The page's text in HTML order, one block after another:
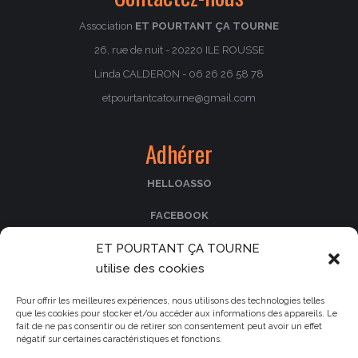
ET POURTANT ÇA TOURNE
utilise des cookies
Pour offrir les meilleures expériences, nous utilisons des technologies telles
que les cookies pour stocker et/ou accéder aux informations des appareils. Le
fait de ne pas consentir ou de retirer son consentement peut avoir un effet
négatif sur certaines caractéristiques et fonctions.
Association ET POURTANT ÇA TOURNE
26, rue de nuit - 20220 ILE ROUSSE
Linda CALDERON - 06 26 26 58 78
etpourtantcatourne@gmail.com
Adhérer
HELLOASSO
FACEBOOK
PASSCULTURA
Nos partenaires
Le cinéma La Fogata